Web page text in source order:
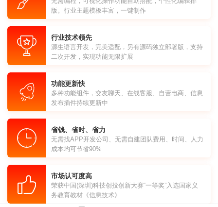
版。行业主题模板丰富，一键制作
行业技术领先
源生语言开发，完美适配，另有源码独立部署版，支持
二次开发，实现功能无限扩展
功能更新快
多种功能组件，交友聊天、在线客服、自营电商、信息
发布插件持续更新中
省钱、省时、省力
无需找APP开发公司、无需自建团队费用、时间、人力
成本均可节省90%
市场认可度高
荣获中国(深圳)科技创投创新大赛“一等奖”入选国家义
务教育教材《信息技术》